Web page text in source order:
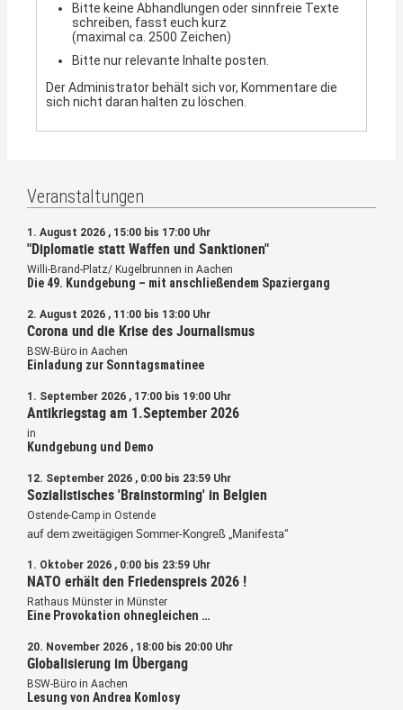
Bitte keine Abhandlungen oder sinnfreie Texte
schreiben, fasst euch kurz
(maximal ca. 2500 Zeichen)
Bitte nur relevante Inhalte posten.
Der Administrator behält sich vor, Kommentare die
sich nicht daran halten zu löschen.
Veranstaltungen
1. August 2026 , 15:00 bis 17:00 Uhr
"Diplomatie statt Waffen und Sanktionen"
Willi-Brand-Platz/ Kugelbrunnen in Aachen
Die 49. Kundgebung – mit anschließendem Spaziergang
2. August 2026 , 11:00 bis 13:00 Uhr
Corona und die Krise des Journalismus
BSW-Büro in Aachen
Einladung zur Sonntagsmatinee
1. September 2026 , 17:00 bis 19:00 Uhr
Antikriegstag am 1.September 2026
in
Kundgebung und Demo
12. September 2026 , 0:00 bis 23:59 Uhr
Sozialistisches 'Brainstorming' in Belgien
Ostende-Camp in Ostende
auf dem zweitägigen Sommer-Kongreß „Manifesta“
1. Oktober 2026 , 0:00 bis 23:59 Uhr
NATO erhält den Friedenspreis 2026 !
Rathaus Münster in Münster
Eine Provokation ohnegleichen …
20. November 2026 , 18:00 bis 20:00 Uhr
Globalisierung im Übergang
BSW-Büro in Aachen
Lesung von Andrea Komlosy